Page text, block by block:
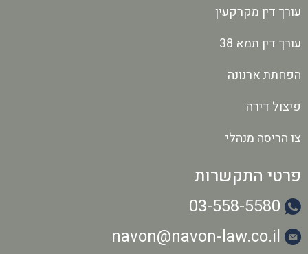
עורך דין מקרקעין
עורך דין תמא 38
הפחתת ארנונה
פיצול דירה
צו הריסה מנהלי
פרטי התקשרות
03-558-5580
navon@navon-law.co.il